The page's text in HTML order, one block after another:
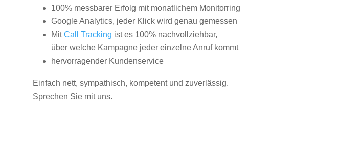
100% messbarer Erfolg mit monatlichem Monitorring
Google Analytics, jeder Klick wird genau gemessen
MitCall Tracking ist es 100% nachvollziehbar,
über welche Kampagne jeder einzelne Anruf kommt
hervorragender Kundenservice
Einfach nett, sympathisch, kompetent und zuverlässig.
Sprechen Sie mit uns.